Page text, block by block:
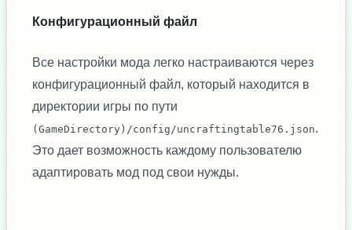
Конфигурационный файл
Все настройки мода легко настраиваются через
конфигурационный файл, который находится в
директории игры по пути
(GameDirectory)/config/uncraftingtable76.json.
Это дает возможность каждому пользователю
адаптировать мод под свои нужды.